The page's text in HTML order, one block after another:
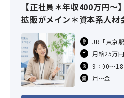
【正社員＊年収400万円～
拡販がメイン＊資本系人材
JR「東京
東京メト
歩6分
東京メトロ
徒
月給25万
※固定残業
む。超過
想定年収
9：00～
月～金